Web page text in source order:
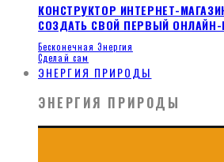
КОНСТРУКТОР ИНТЕРНЕТ-
СОЗДАТЬ СВОЙ ПЕРВЫЙ ОНЛАЙН-
Бесконечная Энергия
Сделай сам
ЭНЕРГИЯ ПРИРОДЫ
ЭНЕРГИЯ ПРИРОДЫ